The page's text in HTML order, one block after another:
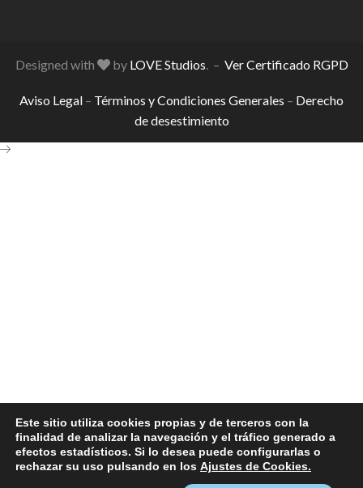
Designed with by LOVE Studios. – Ver Certificado RGPD
Aviso Legal – Términos y Condiciones Generales – Derecho
de desestimiento
Este sitio utiliza cookies propias y de terceros con la
finalidad de analizar la navegación y el tráfico generado a
efectos estadísticos. Si lo desea puede configurarlas o
rechazar su uso pulsando en los Ajustes de Cookies.